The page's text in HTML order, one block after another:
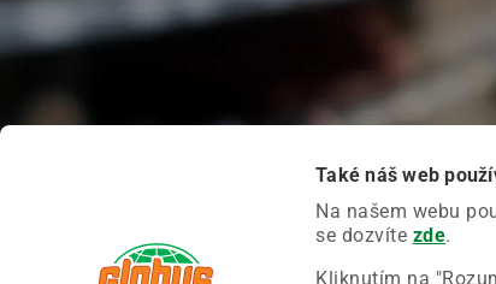
Také náš web
Na našem webu
se dozvíte zde.
Kliknutím na